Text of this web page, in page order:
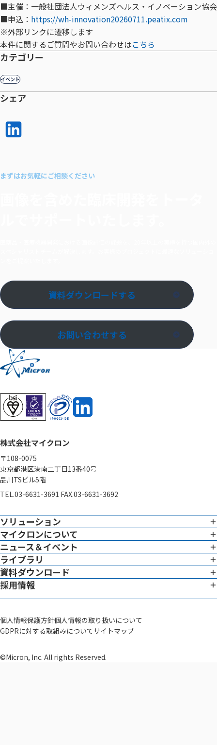
■主催：一般社団法人ウィメンズヘルス・イノベーション協会
■申込： https://wh-innovation20260711.peatix.com
※外部リンクに遷移します
本件に関するご質問やお問い合わせはこちら
カテゴリー
イベント
シェア
シェア
まずはお気軽にご相談ください
資料ダウンロードする
お問い合わせする
株式会社マイクロン
〒108-0075
東京都港区港南二丁目13番40号
品川TSビル5階
TEL.03-6631-3691 FAX.03-6631-3692
ソリューション
イメージング
専門性
グローバル対応
イメージングサービス概要
システム
治験薬GMP構築支援
セラノスティクス
マイクロンについて
企業憲章
トップメッセージ
リーダーシップチーム
サイエンティフィック アドバイザー
会社概要
ニュース＆イベント
ニュース ＆ イベント一覧
ライブラリ
ホワイトペーパー
ブログ
その他
資料ダウンロード
資料ダウンロード一覧
採用情報
データでわかる働く環境
社員インタビュー
研修制度
個人情報保護方針個人情報の取り扱いについて
GDPRに対する取組みについてサイトマップ
©Micron, Inc. All rights Reserved.